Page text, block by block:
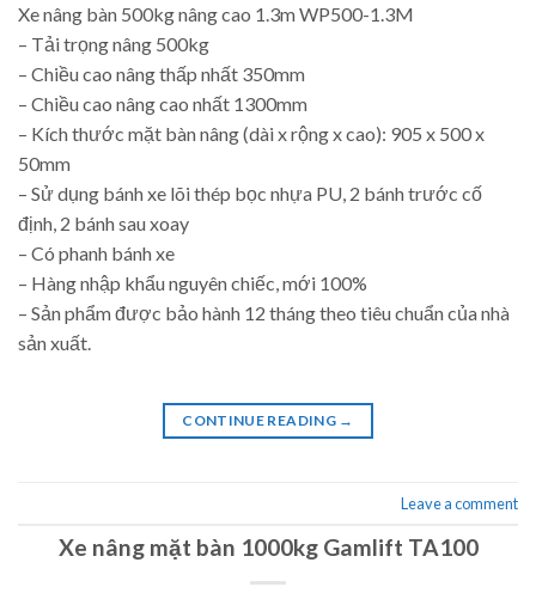
Xe nâng bàn 500kg nâng cao 1.3m WP500-1.3M
– Tải trọng nâng 500kg
– Chiều cao nâng thấp nhất 350mm
– Chiều cao nâng cao nhất 1300mm
– Kích thước mặt bàn nâng (dài x rộng x cao): 905 x 500 x
50mm
– Sử dụng bánh xe lõi thép bọc nhựa PU, 2 bánh trước cố
định, 2 bánh sau xoay
– Có phanh bánh xe
– Hàng nhập khẩu nguyên chiếc, mới 100%
– Sản phẩm được bảo hành 12 tháng theo tiêu chuẩn của nhà
sản xuất.
CONTINUE READING →
Leave a comment
Xe nâng mặt bàn 1000kg Gamlift TA100